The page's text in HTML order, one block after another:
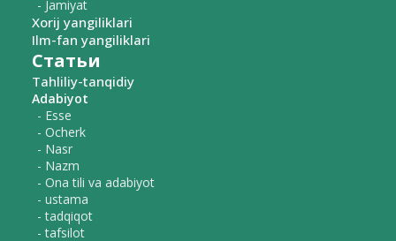
- Jamiyat
Xorij yangiliklari
Ilm-fan yangiliklari
Статьи
Tahliliy-tanqidiy
Adabiyot
- Esse
- Ocherk
- Nasr
- Nazm
- Ona tili va adabiyot
- ustama
- tadqiqot
- tafsilot